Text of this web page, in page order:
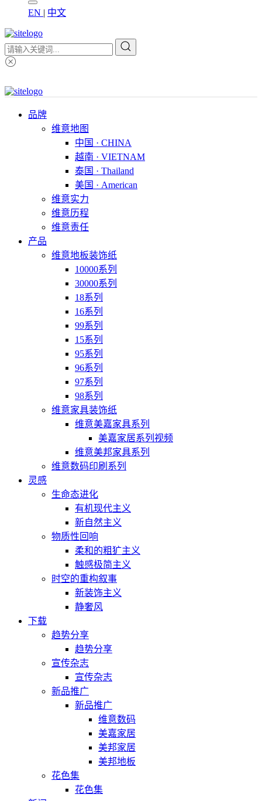
EN | 中文
品牌
维意地图
中国 · CHINA
越南 · VIETNAM
泰国 · Thailand
美国 · American
维意实力
维意历程
维意责任
产品
维意地板装饰纸
10000系列
30000系列
18系列
16系列
99系列
15系列
95系列
96系列
97系列
98系列
维意家具装饰纸
维意美嘉家具系列
美嘉家居系列视频
维意美邦家具系列
维意数码印刷系列
灵感
生命态进化
有机现代主义
新自然主义
物质性回响
柔和的粗犷主义
触感极简主义
时空的重构叙事
新装饰主义
静奢风
下载
趋势分享
趋势分享
宣传杂志
宣传杂志
新品推广
新品推广
维意数码
美嘉家居
美邦家居
美邦地板
花色集
花色集